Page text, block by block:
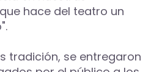
hace del teatro un
tradición, se entregaron